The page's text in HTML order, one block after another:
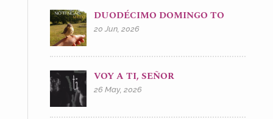
DUODÉCIMO DOMINGO TO
20 Jun, 2026
VOY A TI, SEÑOR
26 May, 2026